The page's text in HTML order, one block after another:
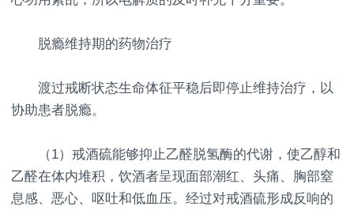
脱瘾维持期的药物治疗
渡过戒断状态生命体征平稳后即停止维持治疗，以
协助患者脱瘾。
（1）戒酒硫能够抑止乙醛脱氢酶的代谢，使乙醇和
乙醛在体内堆积，饮酒者呈现面部潮红、头痛、胸部窒
息感、恶心、呕吐和低血压。经过对戒酒硫形成反响的